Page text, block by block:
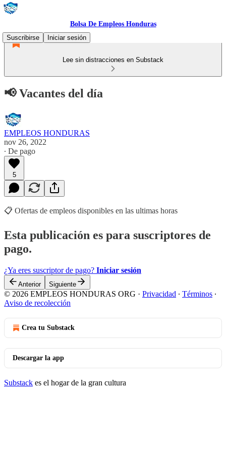
Bolsa De Empleos Honduras
Suscribirse
Iniciar sesión
Lee sin distracciones en Substack
📢 Vacantes del día
EMPLEOS HONDURAS
nov 26, 2022
∙ De pago
5
📋 Ofertas de empleos disponibles en las ultimas horas
Esta publicación es para suscriptores de
pago.
¿Ya eres suscriptor de pago? Iniciar sesión
Anterior Siguiente
© 2026 EMPLEOS HONDURAS ORG · Privacidad ∙ Términos ∙
Aviso de recolección
Crea tu Substack
Descargar la app
Substack es el hogar de la gran cultura